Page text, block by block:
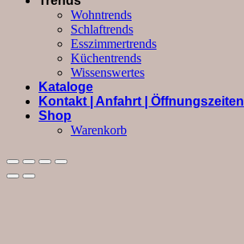
Wohntrends
Schlaftrends
Esszimmertrends
Küchentrends
Wissenswertes
Kataloge
Kontakt | Anfahrt | Öffnungszeiten
Shop
Warenkorb